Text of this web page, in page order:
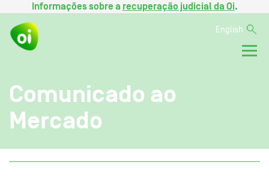
Informações sobre a recuperação judicial da Oi.
English
Comunicado ao
Mercado